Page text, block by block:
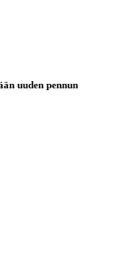
uuden pennun